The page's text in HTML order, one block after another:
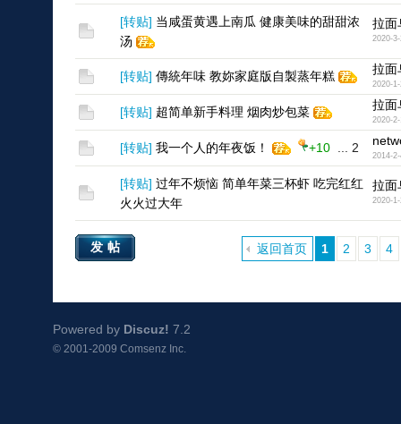
[转贴] 当咸蛋黄遇上南瓜 健康美味的甜甜浓
汤
拉面
2020-3-
[转贴] 傳統年味 教妳家庭版自製蒸年糕 拉面
2020-
[转贴] 超简单新手料理 烟肉炒包菜 拉面
2020-
[转贴] 我一个人的年夜饭！ +10 2
2014-2-
[转贴] 过年不烦恼 简单年菜三杯虾 吃完红红
火火过大年
拉面
2020-
1 2 3 4
返回首页
发帖
Powered by Discuz! 7.2
© 2001-2009 Comsenz Inc.